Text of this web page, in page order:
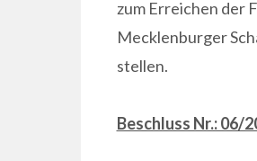
zum Erreichen der
Mecklenburger
stellen.
Beschluss Nr.: 06/